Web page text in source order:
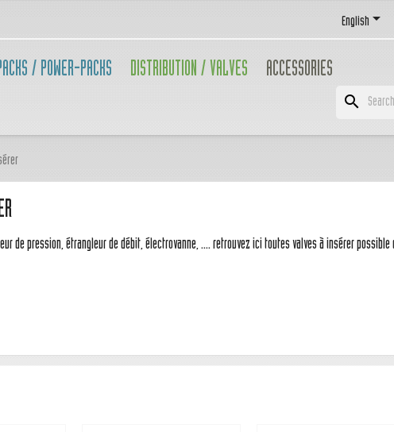
English
/ POWER-PACKS DISTRIBUTION / VALVES ACCESSORIES
search
de pression, étrangleur de débit, électrovanne, .... retrouvez ici toutes valves à insérer